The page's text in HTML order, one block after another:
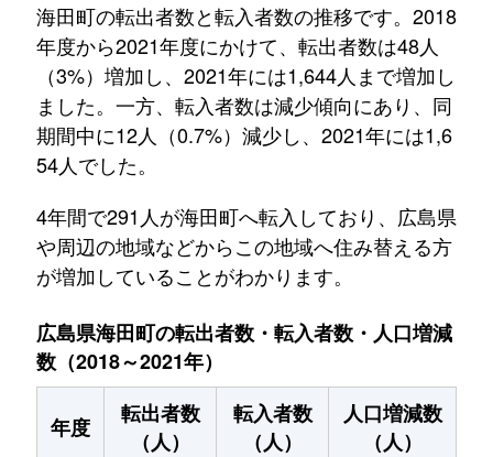
海田町の転出者数と転入者数の推移です。2018
年度から2021年度にかけて、転出者数は48人
（3%）増加し、2021年には1,644人まで増加し
ました。一方、転入者数は減少傾向にあり、同
期間中に12人（0.7%）減少し、2021年には1,6
54人でした。
4年間で291人が海田町へ転入しており、広島県
や周辺の地域などからこの地域へ住み替える方
が増加していることがわかります。
広島県海田町の転出者数・転入者数・人口増減
数（2018～2021年）
年度
転出者数
（人）
転入者数
（人）
人口増減数
（人）